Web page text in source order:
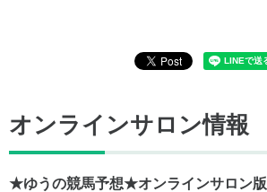
オンラインサロン情報
★ゆうの競馬予想★オンラインサロン版